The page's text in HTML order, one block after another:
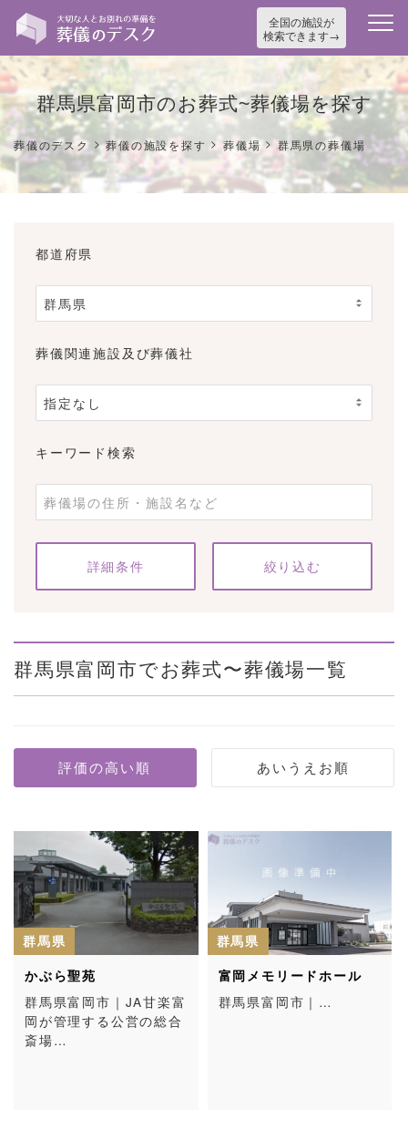
全国の施設が
検索できます
群馬県富岡市のお葬式~葬儀場を探す
葬儀のデスク >葬儀の施設を探す >葬儀場>群馬県の葬儀場
都道府県
葬儀関連施設及び葬儀社
キーワード検索
条件をクリア
詳細条件
群馬県富岡市でお葬式〜葬儀場一覧
群馬県
かぶら聖苑
群馬県富岡市｜JA甘楽富
岡が管理する公営の総合
斎場…
群馬県
富岡メモリードホール
群馬県富岡市｜…